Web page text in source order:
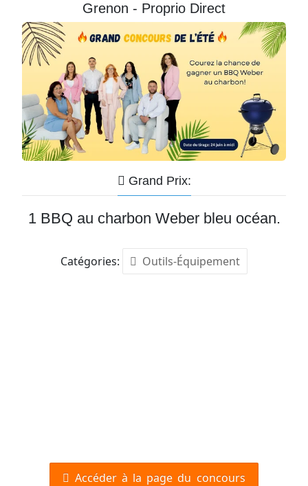
Grenon - Proprio Direct
Grand Prix:
1 BBQ au charbon Weber bleu océan.
Catégories: Outils-Équipement
Accéder à la page du concours
Courriel
JE
M'INSCRIS!